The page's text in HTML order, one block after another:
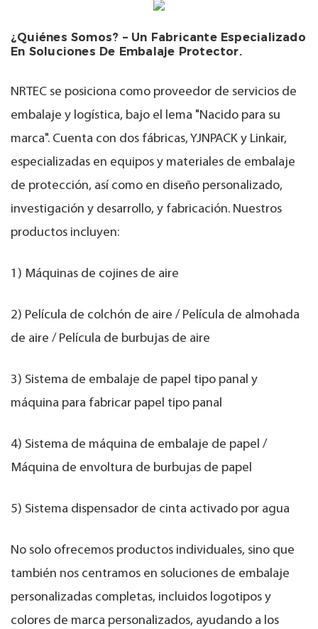
¿Quiénes Somos? – Un Fabricante Especializado
En Soluciones De Embalaje Protector.
NRTEC se posiciona como proveedor de servicios de
embalaje y logística, bajo el lema "Nacido para su
marca". Cuenta con dos fábricas, YJNPACK y Linkair,
especializadas en equipos y materiales de embalaje
de protección, así como en diseño personalizado,
investigación y desarrollo, y fabricación. Nuestros
productos incluyen:
1) Máquinas de cojines de aire
2) Película de colchón de aire / Película de almohada
de aire / Película de burbujas de aire
3) Sistema de embalaje de papel tipo panal y
máquina para fabricar papel tipo panal
4) Sistema de máquina de embalaje de papel /
Máquina de envoltura de burbujas de papel
5) Sistema dispensador de cinta activado por agua
No solo ofrecemos productos individuales, sino que
también nos centramos en soluciones de embalaje
personalizadas completas, incluidos logotipos y
colores de marca personalizados, ayudando a los